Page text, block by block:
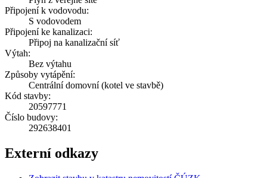
Připojení k vodovodu:
S vodovodem
Připojení ke kanalizaci:
Připoj na kanalizační síť
Výtah:
Bez výtahu
Způsoby vytápění:
Centrální domovní (kotel ve stavbě)
Kód stavby:
20597771
Číslo budovy:
292638401
Externí odkazy